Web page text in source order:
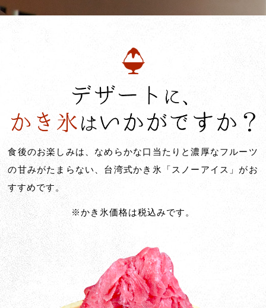
食後のお楽しみは、なめらかな口当たりと濃厚なフルーツ
の甘みがたまらない、台湾式かき氷「スノーアイス」がお
すすめです。
※かき氷価格は税込みです。